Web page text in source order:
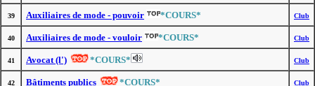
39 Auxiliaires de mode - pouvoir *COURS* Club
40 Auxiliaires de mode - vouloir *COURS* Club
41 Avocat (l') *COURS* Club
42 Bâtiments publics *COURS* Club